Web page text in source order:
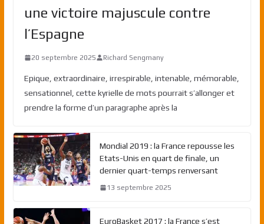
une victoire majuscule contre
l’Espagne
20 septembre 2025 Richard Sengmany
Epique, extraordinaire, irrespirable, intenable, mémorable,
sensationnel, cette kyrielle de mots pourrait s’allonger et
prendre la forme d’un paragraphe après la
Mondial 2019 : la France repousse les
Etats-Unis en quart de finale, un
dernier quart-temps renversant
13 septembre 2025
EuroBasket 2017 : la France s’est